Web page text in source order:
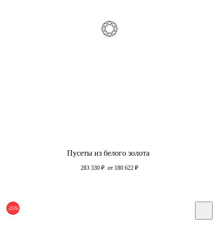
Пусеты из белого золота
283 330 ₽ от 180 622 ₽
-25%